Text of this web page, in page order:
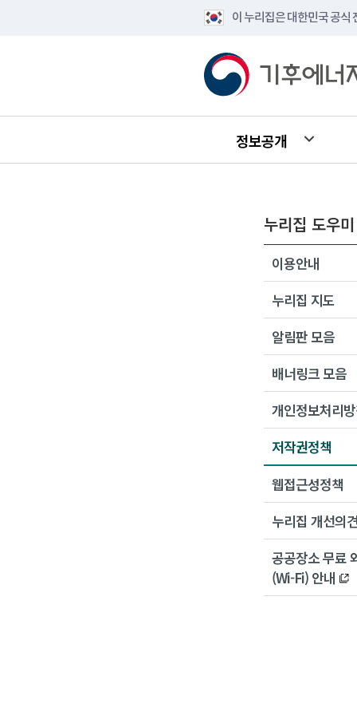
이 누리집은 대한민국 공식
정보공개
누리집 도우미
이용안내
누리집 지도
알림판 모음
배너링크 모음
개인정보처리
저작권정책
웹접근성정책
누리집 개선의
공공장소 무료
(Wi-Fi) 안내